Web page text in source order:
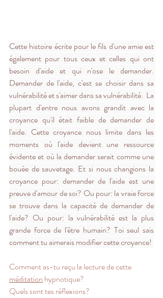
Cette histoire écrite pour le fils d'une amie est
également pour tous ceux et celles qui ont
besoin d'aide et qui n'ose le demander.
Demander de l'aide, c'est se choisir dans sa
vulnérabilité et s'aimer dans sa vulnérabilité.  La
plupart d'entre nous avons grandit avec la
croyance qu'il était faible de demander de
l'aide. Cette croyance nous limite dans les
moments où l'aide devient une ressource
évidente et où la demander serait comme une
bouée de sauvetage. Et si nous changions la
croyance pour: demander de l'aide est une
preuve d'amour de soi? Ou pour: la vraie force
se trouve dans la capacité de demander de
l'aide? Ou pour: la vulnérabilité est la plus
grande force de l'être humain? Toi seul sais
comment tu aimerais modifier cette croyance!
Comment as-tu reçu la lecture de cette
méditation hypnotique?
Quels sont tes réflexions?